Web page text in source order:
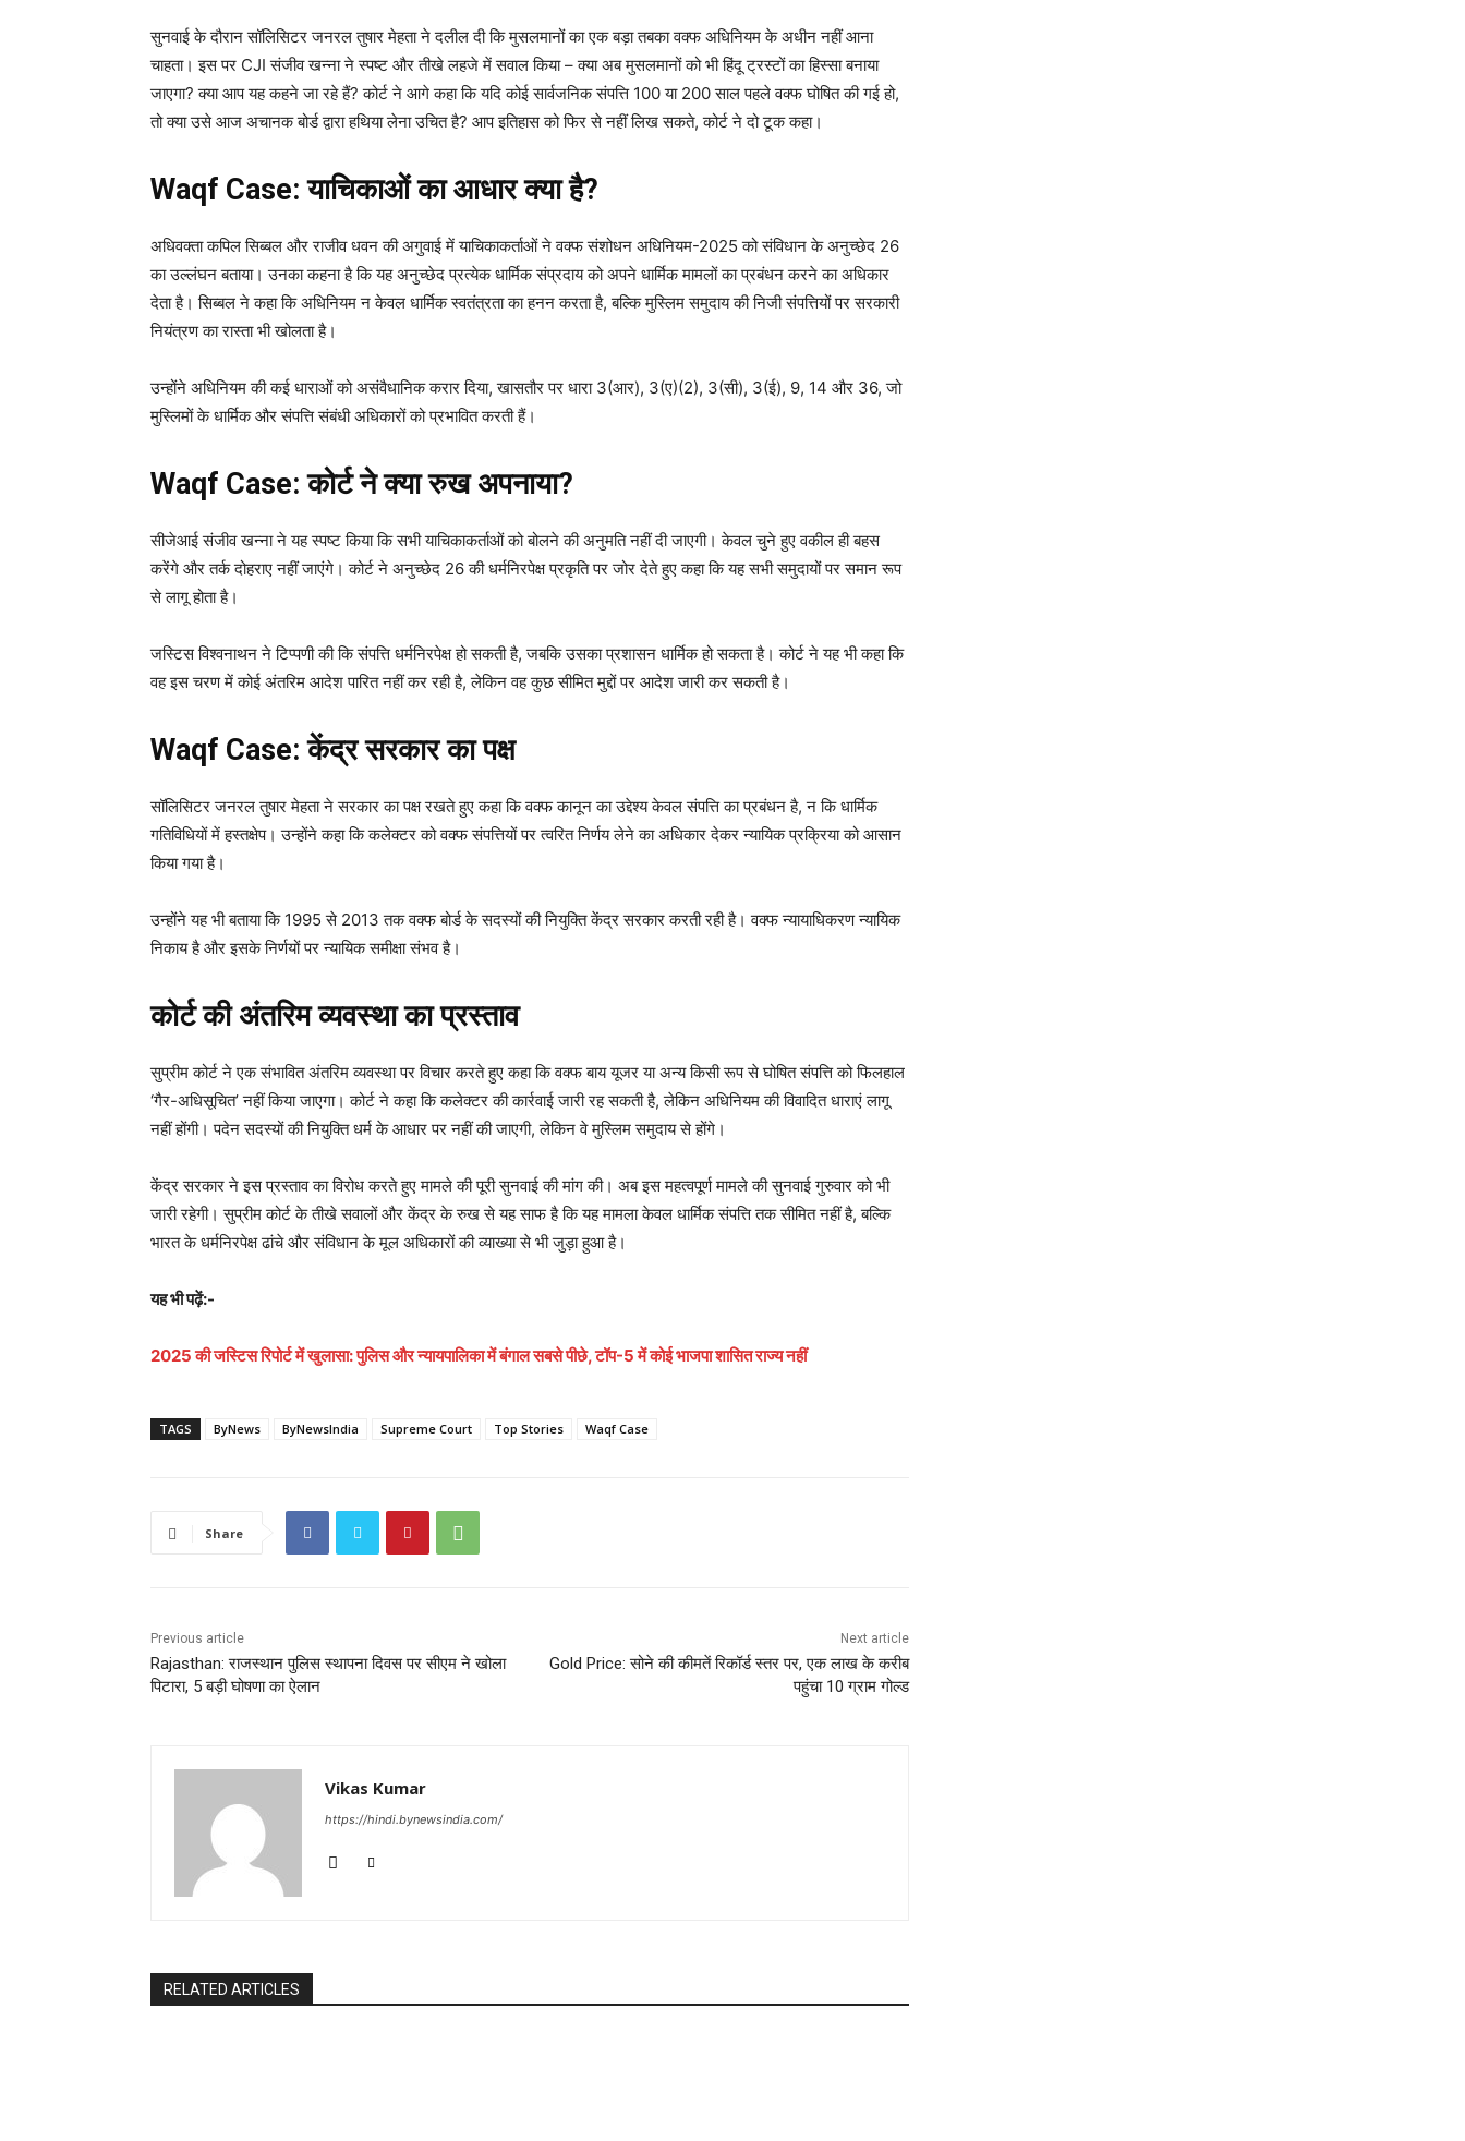
सुनवाई के दौरान सॉलिसिटर जनरल तुषार मेहता ने दलील दी कि मुसलमानों का एक बड़ा तबका वक्फ अधिनियम के अधीन नहीं आना
चाहता। इस पर CJI संजीव खन्ना ने स्पष्ट और तीखे लहजे में सवाल किया – क्या अब मुसलमानों को भी हिंदू ट्रस्टों का हिस्सा बनाया
जाएगा? क्या आप यह कहने जा रहे हैं? कोर्ट ने आगे कहा कि यदि कोई सार्वजनिक संपत्ति 100 या 200 साल पहले वक्फ घोषित की गई हो,
तो क्या उसे आज अचानक बोर्ड द्वारा हथिया लेना उचित है? आप इतिहास को फिर से नहीं लिख सकते, कोर्ट ने दो टूक कहा।
Waqf Case: याचिकाओं का आधार क्या है?
अधिवक्ता कपिल सिब्बल और राजीव धवन की अगुवाई में याचिकाकर्ताओं ने वक्फ संशोधन अधिनियम-2025 को संविधान के अनुच्छेद 26
का उल्लंघन बताया। उनका कहना है कि यह अनुच्छेद प्रत्येक धार्मिक संप्रदाय को अपने धार्मिक मामलों का प्रबंधन करने का अधिकार
देता है। सिब्बल ने कहा कि अधिनियम न केवल धार्मिक स्वतंत्रता का हनन करता है, बल्कि मुस्लिम समुदाय की निजी संपत्तियों पर सरकारी
नियंत्रण का रास्ता भी खोलता है।
उन्होंने अधिनियम की कई धाराओं को असंवैधानिक करार दिया, खासतौर पर धारा 3(आर), 3(ए)(2), 3(सी), 3(ई), 9, 14 और 36, जो
मुस्लिमों के धार्मिक और संपत्ति संबंधी अधिकारों को प्रभावित करती हैं।
Waqf Case: कोर्ट ने क्या रुख अपनाया?
सीजेआई संजीव खन्ना ने यह स्पष्ट किया कि सभी याचिकाकर्ताओं को बोलने की अनुमति नहीं दी जाएगी। केवल चुने हुए वकील ही बहस
करेंगे और तर्क दोहराए नहीं जाएंगे। कोर्ट ने अनुच्छेद 26 की धर्मनिरपेक्ष प्रकृति पर जोर देते हुए कहा कि यह सभी समुदायों पर समान रूप
से लागू होता है।
जस्टिस विश्वनाथन ने टिप्पणी की कि संपत्ति धर्मनिरपेक्ष हो सकती है, जबकि उसका प्रशासन धार्मिक हो सकता है। कोर्ट ने यह भी कहा कि
वह इस चरण में कोई अंतरिम आदेश पारित नहीं कर रही है, लेकिन वह कुछ सीमित मुद्दों पर आदेश जारी कर सकती है।
Waqf Case: केंद्र सरकार का पक्ष
सॉलिसिटर जनरल तुषार मेहता ने सरकार का पक्ष रखते हुए कहा कि वक्फ कानून का उद्देश्य केवल संपत्ति का प्रबंधन है, न कि धार्मिक
गतिविधियों में हस्तक्षेप। उन्होंने कहा कि कलेक्टर को वक्फ संपत्तियों पर त्वरित निर्णय लेने का अधिकार देकर न्यायिक प्रक्रिया को आसान
किया गया है।
उन्होंने यह भी बताया कि 1995 से 2013 तक वक्फ बोर्ड के सदस्यों की नियुक्ति केंद्र सरकार करती रही है। वक्फ न्यायाधिकरण न्यायिक
निकाय है और इसके निर्णयों पर न्यायिक समीक्षा संभव है।
कोर्ट की अंतरिम व्यवस्था का प्रस्ताव
सुप्रीम कोर्ट ने एक संभावित अंतरिम व्यवस्था पर विचार करते हुए कहा कि वक्फ बाय यूजर या अन्य किसी रूप से घोषित संपत्ति को फिलहाल
‘गैर-अधिसूचित’ नहीं किया जाएगा। कोर्ट ने कहा कि कलेक्टर की कार्रवाई जारी रह सकती है, लेकिन अधिनियम की विवादित धाराएं लागू
नहीं होंगी। पदेन सदस्यों की नियुक्ति धर्म के आधार पर नहीं की जाएगी, लेकिन वे मुस्लिम समुदाय से होंगे।
केंद्र सरकार ने इस प्रस्ताव का विरोध करते हुए मामले की पूरी सुनवाई की मांग की। अब इस महत्वपूर्ण मामले की सुनवाई गुरुवार को भी
जारी रहेगी। सुप्रीम कोर्ट के तीखे सवालों और केंद्र के रुख से यह साफ है कि यह मामला केवल धार्मिक संपत्ति तक सीमित नहीं है, बल्कि
भारत के धर्मनिरपेक्ष ढांचे और संविधान के मूल अधिकारों की व्याख्या से भी जुड़ा हुआ है।
यह भी पढ़ें:-
2025 की जस्टिस रिपोर्ट में खुलासा: पुलिस और न्यायपालिका में बंगाल सबसे पीछे, टॉप-5 में कोई भाजपा शासित राज्य नहीं
TAGS ByNews ByNewsIndia Supreme Court Top Stories Waqf Case
Share
Previous article
Rajasthan: राजस्थान पुलिस स्थापना दिवस पर सीएम ने खोला
पिटारा, 5 बड़ी घोषणा का ऐलान
Next article
Gold Price: सोने की कीमतें रिकॉर्ड स्तर पर, एक लाख के करीब
पहुंचा 10 ग्राम गोल्ड
Vikas Kumar
https://hindi.bynewsindia.com/
RELATED ARTICLES